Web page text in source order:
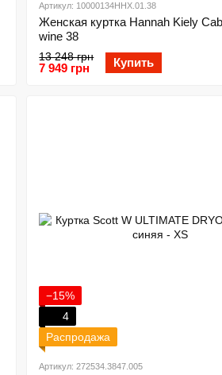
Артикул: 10000134HHX.01.38
Женская куртка Hannah Kiely
wine 38
13 248 грн
7 949 грн Купить
−15%
4
Распродажа
Артикул: 272534.3847.005